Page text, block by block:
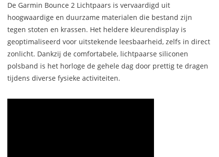
De Garmin Bounce 2 Lichtpaars is vervaardigd uit
hoogwaardige en duurzame materialen die bestand zijn
tegen stoten en krassen. Het heldere kleurendisplay is
geoptimaliseerd voor uitstekende leesbaarheid, zelfs in direct
zonlicht. Dankzij de comfortabele, lichtpaarse siliconen
polsband is het horloge de gehele dag door prettig te dragen
tijdens diverse fysieke activiteiten.